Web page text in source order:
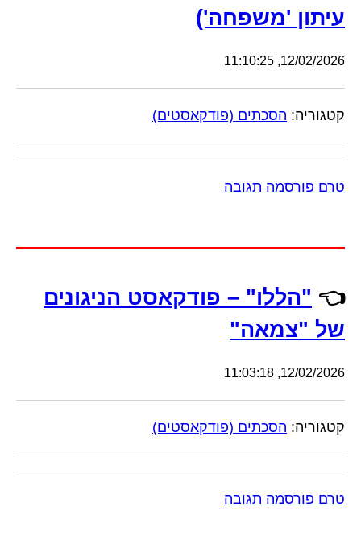
עיתון 'משפחה')
12/02/2026, 11:10:25
קטגוריה: הסכתים (פודקאסטים)
טרם פורסמה תגובה
👈 "הללו" – פודקאסט הניגונים
של "צמאה"
12/02/2026, 11:03:18
קטגוריה: הסכתים (פודקאסטים)
טרם פורסמה תגובה